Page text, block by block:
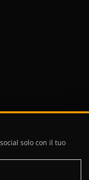
solo con il tuo